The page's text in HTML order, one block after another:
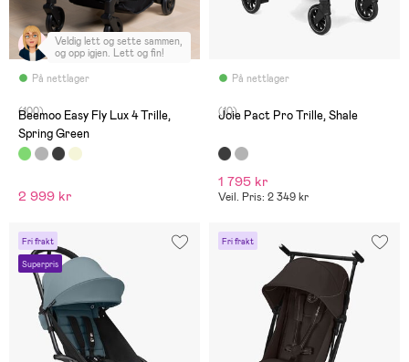
På nettlager
Veldig lett og sette sammen,
og opp igjen. Lett og fin!
(100)
Beemoo Easy Fly Lux 4 Trille,
Spring Green
2 999 kr
På nettlager
(10)
Joie Pact Pro Trille, Shale
1 795 kr
Veil. Pris: 2 349 kr
Fri frakt
Superpris
Fri frakt